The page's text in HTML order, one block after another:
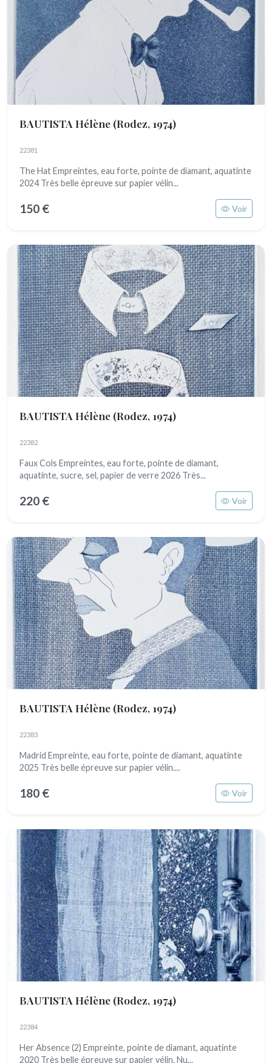
BAUTISTA Hélène (Rodez, 1974)
22381
The Hat Empreintes, eau forte, pointe de diamant, aquatinte
2024 Très belle épreuve sur papier vélin...
150 € Voir
BAUTISTA Hélène (Rodez, 1974)
22382
Faux Cols Empreintes, eau forte, pointe de diamant,
aquatinte, sucre, sel, papier de verre 2026 Très...
220 € Voir
BAUTISTA Hélène (Rodez, 1974)
22383
Madrid Empreinte, eau forte, pointe de diamant, aquatinte
2025 Très belle épreuve sur papier vélin....
180 € Voir
BAUTISTA Hélène (Rodez, 1974)
22384
Her Absence (2) Empreinte, pointe de diamant, aquatinte
2020 Très belle épreuve sur papier vélin. Nu...